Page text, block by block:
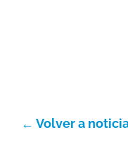
Manc. Servicios
← Volver a